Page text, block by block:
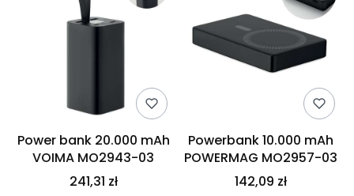
Power bank 20.000 mAh
VOIMA MO2943-03
241,31 zł
Powerbank 10.000 mAh
POWERMAG MO2957-03
142,09 zł